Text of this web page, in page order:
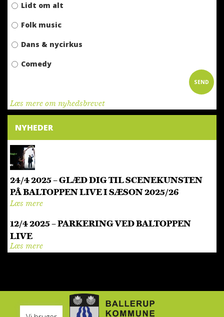
Lidt om alt
Folk music
Dans & nycirkus
Comedy
Læs mere om nyhedsbrevet
NYHEDER
24/4 2025 – GLÆD DIG TIL SCENEKUNSTEN
PÅ BALTOPPEN LIVE I SÆSON 2025/26
Læs mere
12/4 2025 – PARKERING VED BALTOPPEN
LIVE
Læs mere